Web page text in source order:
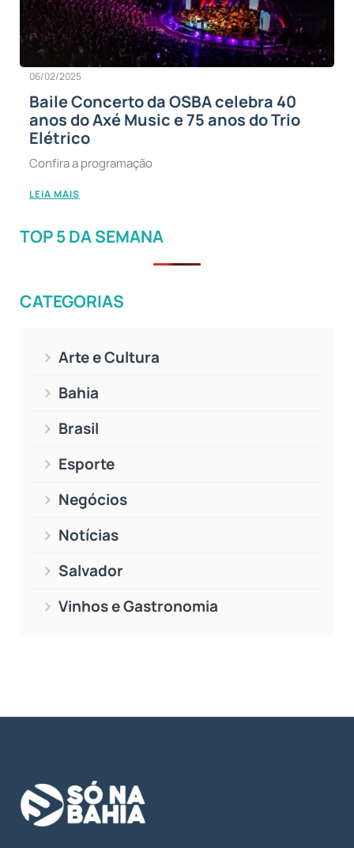
06/02/2025
Baile Concerto da OSBA celebra 40
anos do Axé Music e 75 anos do Trio
Elétrico
Confira a programação
LEIA MAIS
TOP 5 DA SEMANA
CATEGORIAS
Arte e Cultura
Bahia
Brasil
Esporte
Negócios
Notícias
Salvador
Vinhos e Gastronomia